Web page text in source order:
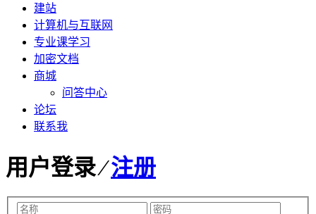
建站
计算机与互联网
专业课学习
加密文档
商城
问答中心
论坛
联系我
用户登录 ⁄注册